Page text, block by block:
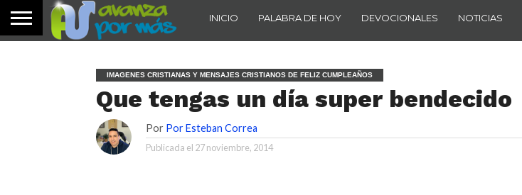
INICIO PALABRA DE HOY DEVOCIONALES NOTICIAS
IMAGENES CRISTIANAS Y MENSAJES CRISTIANOS DE FELIZ CUMPLEAÑOS
Que tengas un día super bendecido
Por Por Esteban Correa
Publicada el 27 noviembre, 2014